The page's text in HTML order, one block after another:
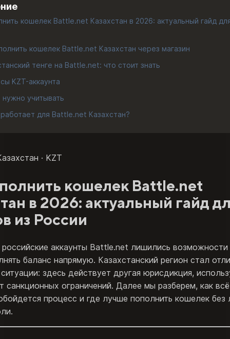
кошелек Battle.net Казахстан в 2026: актуальный гайд
кошелек Battle.net Казахстан через магазин
тенге на Battle.net: что стоит знать
KZT-аккаунта
нужно учитывать
для Battle.net Казахстан?
· KZT
кошелек Battle.net
в 2026: актуальный гайд
из России
аккаунты Battle.net лишились возможности
баланс напрямую. Казахстанский регион стал
здесь действует другая юрисдикция,
санкционных ограничений. Далее мы разберем, как
процесс и где лучше пополнить кошелек без